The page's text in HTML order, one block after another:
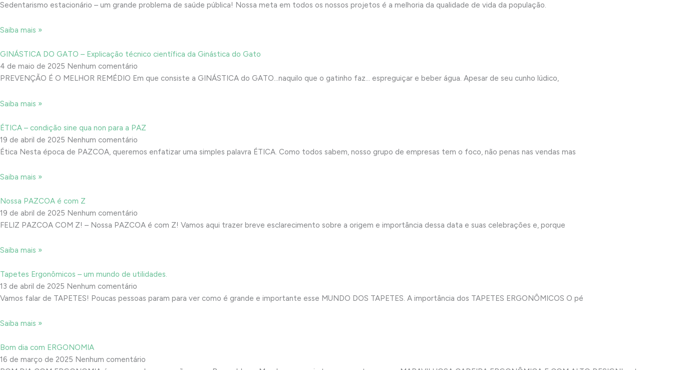
Sedentarismo estacionário – um grande problema de saúde pública! Nossa meta em todos os nossos projetos é a melhoria da qualidade de vida da população.
Saiba mais »
GINÁSTICA DO GATO – Explicação técnico científica da Ginástica do Gato
4 de maio de 2025 Nenhum comentário
PREVENÇÃO É O MELHOR REMÉDIO Em que consiste a GINÁSTICA do GATO…naquilo que o gatinho faz… espreguiçar e beber água. Apesar de seu cunho lúdico,
Saiba mais »
ÉTICA – condição sine qua non para a PAZ
19 de abril de 2025 Nenhum comentário
Ética Nesta época de PAZCOA, queremos enfatizar uma simples palavra ÉTICA. Como todos sabem, nosso grupo de empresas tem o foco, não penas nas vendas mas
Saiba mais »
Nossa PAZCOA é com Z
19 de abril de 2025 Nenhum comentário
FELIZ PAZCOA COM Z! – Nossa PAZCOA é com Z! Vamos aqui trazer breve esclarecimento sobre a origem e importância dessa data e suas celebrações e, porque
Saiba mais »
Tapetes Ergonômicos – um mundo de utilidades.
13 de abril de 2025 Nenhum comentário
Vamos falar de TAPETES! Poucas pessoas param para ver como é grande e importante esse MUNDO DOS TAPETES. A importância dos TAPETES ERGONÔMICOS O pé
Saiba mais »
Bom dia com ERGONOMIA
16 de março de 2025 Nenhum comentário